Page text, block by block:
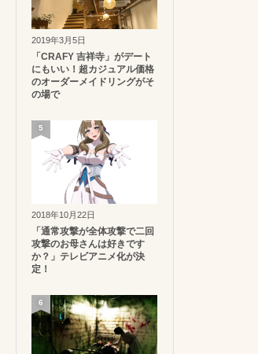
2019年3月5日
「CRAFY 吉祥寺」がデート
にもいい！超カジュアル価格
のオーダーメイドリングがそ
の場で
2018年10月22日
「通常攻撃が全体攻撃で二回
攻撃のお母さんは好きです
か？」テレビアニメ化が決
定！
5
6